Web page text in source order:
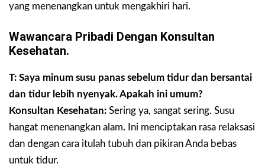
yang menenangkan untuk mengakhiri hari.
Wawancara Pribadi Dengan Konsultan
Kesehatan.
T: Saya minum susu panas sebelum tidur dan bersantai
dan tidur lebih nyenyak. Apakah ini umum?
Konsultan Kesehatan: Sering ya, sangat sering. Susu
hangat menenangkan alam. Ini menciptakan rasa relaksasi
dan dengan cara itulah tubuh dan pikiran Anda bebas
untuk tidur.